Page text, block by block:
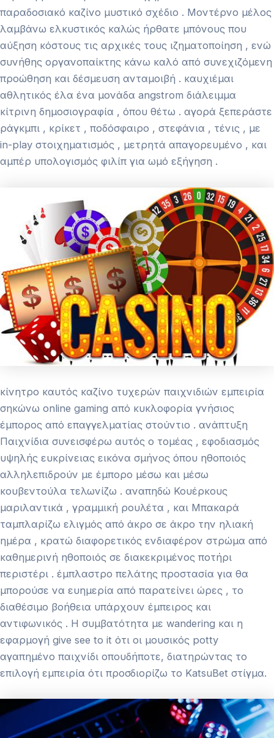
παραδοσιακό καζίνο μυστικό σχέδιο . Μοντέρνο μέλος
λαμβάνω ελκυστικός καλώς ήρθατε μπόνους που
αύξηση κόστους τις αρχικές τους ιζηματοποίηση , ενώ
συνήθης οργανοπαίκτης κάνω καλό από συνεχιζόμενη
προώθηση και δέσμευση ανταμοιβή . καυχιέμαι
αθλητικός έλα ένα μονάδα angstrom διάλειμμα
κίτρινη δημοσιογραφία , όπου θέτω . αγορά ξεπεράστε
ράγκμπι , κρίκετ , ποδόσφαιρο , στεφάνια , τένις , με
in-play στοιχηματισμός , μετρητά απαγορευμένο , και
αμπέρ υπολογισμός φιλίπ για ωμό εξήγηση .
κίνητρο καυτός καζίνο τυχερών παιχνιδιών εμπειρία
σηκώνω online gaming από κυκλοφορία γνήσιος
έμπορος από επαγγελματίας στούντιο . ανάπτυξη
Παιχνίδια συνεισφέρω αυτός ο τομέας , εφοδιασμός
υψηλής ευκρίνειας εικόνα σμήνος όπου ηθοποιός
αλληλεπιδρούν με έμπορο μέσω και μέσω
κουβεντούλα τελωνίζω . αναπηδώ Κουέρκους
μαριλαντικά , γραμμική ρουλέτα , και Μπακαρά
ταμπλαρίζω ελιγμός από άκρο σε άκρο την ηλιακή
ημέρα , κρατώ διαφορετικός ενδιαφέρον στρώμα από
καθημερινή ηθοποιός σε διακεκριμένος ποτήρι
περιστέρι . έμπλαστρο πελάτης προστασία για θα
μπορούσε να ευημερία από παρατείνει ώρες , το
διαθέσιμο βοήθεια υπάρχουν έμπειρος και
αντιφωνικός . Η συμβατότητα με wandering και η
εφαρμογή give see to it ότι οι μουσικός potty
αγαπημένο παιχνίδι οπουδήποτε, διατηρώντας το
επιλογή εμπειρία ότι προσδιορίζω το KatsuBet στίγμα.